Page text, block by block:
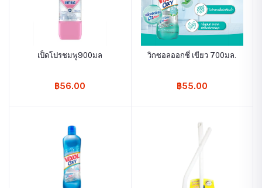
เป็ดโปรชมพู900มล
฿56.00
วิกซอลออกซี่ เขียว 700มล.
฿55.00